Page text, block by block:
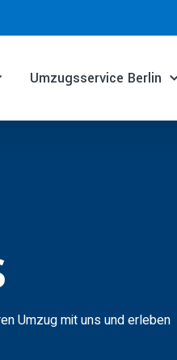
Umzugsservice Berlin
Umzug mit uns und erleben